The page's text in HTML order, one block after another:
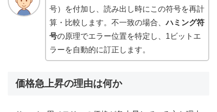
号）を付加し、読み出し時にこの符号を再計
算・比較します。不一致の場合、ハミング符
号の原理でエラー位置を特定し、1ビットエ
ラーを自動的に訂正します。
価格急上昇の理由は何か